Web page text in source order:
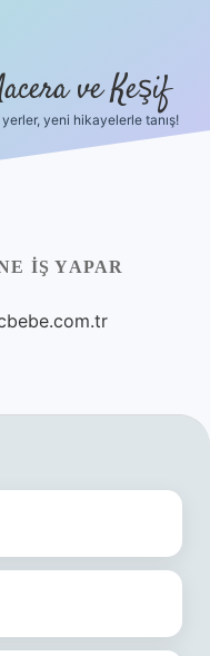
ve Keşif
yerler, yeni hikayelerle tanış!
IŞ YAPAR